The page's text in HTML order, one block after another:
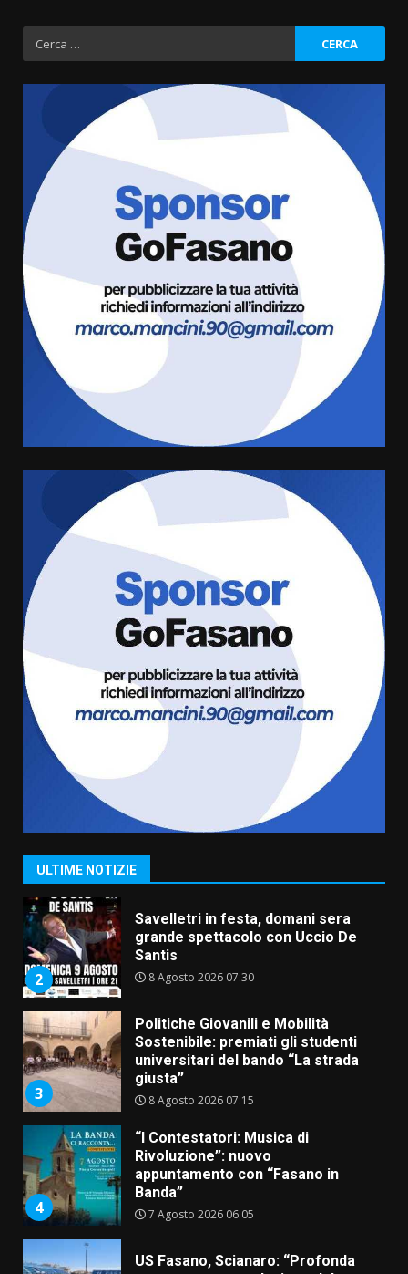
Ricerca
per:
ULTIME NOTIZIE
Politiche Giovanili e Mobilità
Sostenibile: premiati gli studenti
universitari del bando “La strada
giusta”
8 Agosto 2026 07:15
“I Contestatori: Musica di
Rivoluzione”: nuovo
appuntamento con “Fasano in
Banda”
amarezza per esclusione dal
campionato di calcio”
7 Agosto 2026 06:00
Fasanese ferito a colpi di arma
da fuoco
6 Agosto 2026 18:13
Carta d’identità: continua il piano
di aperture straordinarie del
Comune di Fasano
6 Agosto 2026 14:16
1
La Banda Città di Fasano apre
ufficialmente la Festa di
2
Savelletri in festa, domani sera
grande spettacolo con Uccio De
Santis
8 Agosto 2026 07:30
3
Politiche Giovanili e Mobilità
Sostenibile: premiati gli studenti
universitari del bando “La strada
giusta”
8 Agosto 2026 07:15
4
“I Contestatori: Musica di
Rivoluzione”: nuovo
appuntamento con “Fasano in
Banda”
7 Agosto 2026 06:05
US Fasano, Scianaro: “Profonda